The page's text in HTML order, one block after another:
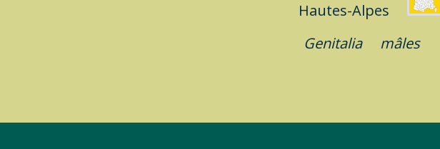
Hautes-Alpes
Genitalia mâles